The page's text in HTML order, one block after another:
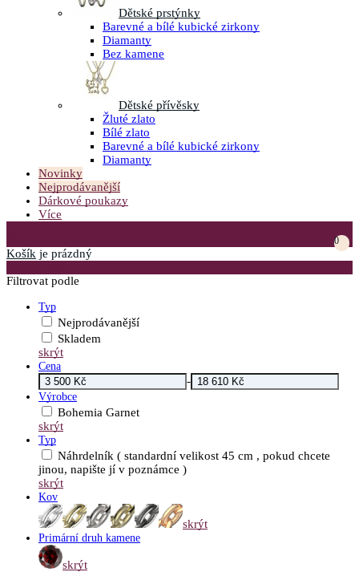
Dětské prstýnky
Barevné a bílé kubické zirkony
Diamanty
Bez kamene
Dětské přívěsky
Žluté zlato
Bílé zlato
Barevné a bílé kubické zirkony
Diamanty
Novinky
Nejprodávanější
Dárkové poukazy
Více
0
Košík je prázdný
Filtrovat podle
Typ
Nejprodávanější
Skladem
skrýt
Cena
-
Výrobce
Bohemia Garnet
skrýt
Typ
Náhrdelník ( standardní velikost 45 cm , pokud chcete
jinou, napište jí v poznámce )
skrýt
Kov
skrýt
Primární druh kamene
skrýt